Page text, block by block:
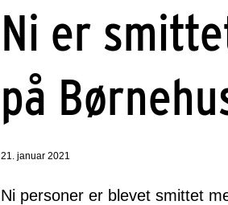
Ni er
på
21. januar 2021
Ni personer er blevet smittet